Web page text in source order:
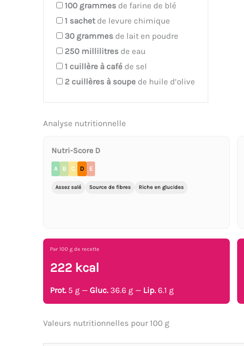
100 grammes de farine de blé
1 sachetde levure chimique
30 grammes de lait en poudre
250 millilitres de eau
1 cuillère à café de sel
2 cuillères à soupe de huile d’olive
Analyse nutritionnelle
Nutri-Score D
A B C D E
Assez salé Source de fibres Riche en glucides
Par 100 g de recette
222 kcal
Prot.5 g — Gluc.36.6 g — Lip.6.1 g
Valeurs nutritionnelles pour 100 g